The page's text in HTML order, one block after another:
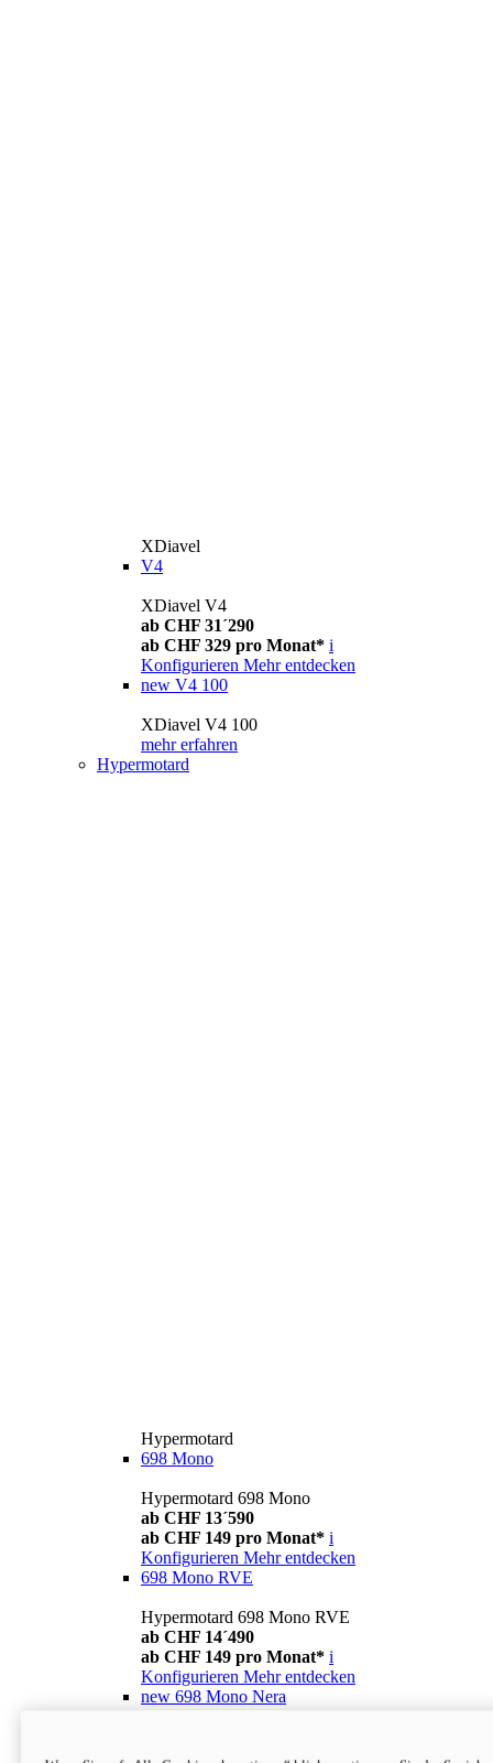
XDiavel
V4
XDiavel V4
ab CHF 31´290
ab CHF 329 pro Monat* i
Konfigurieren Mehr entdecken
new V4 100
XDiavel V4 100
mehr erfahren
Hypermotard
Hypermotard
698 Mono
Hypermotard 698 Mono
ab CHF 13´590
ab CHF 149 pro Monat* i
Konfigurieren Mehr entdecken
698 Mono RVE
Hypermotard 698 Mono RVE
ab CHF 14´490
ab CHF 149 pro Monat* i
Konfigurieren Mehr entdecken
new 698 Mono Nera
ab CHF 13´990